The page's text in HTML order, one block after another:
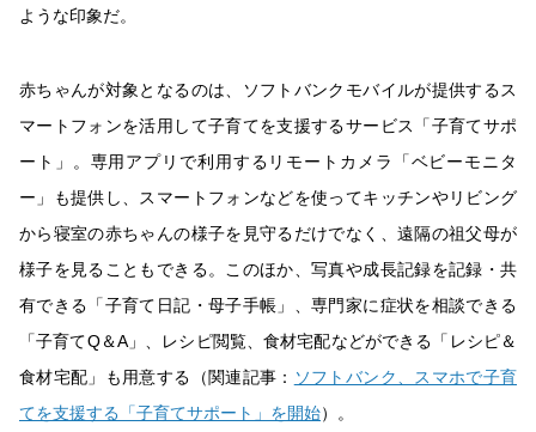
ような印象だ。
赤ちゃんが対象となるのは、ソフトバンクモバイルが提供するス
マートフォンを活用して子育てを支援するサービス「子育てサポ
ート」。専用アプリで利用するリモートカメラ「ベビーモニタ
ー」も提供し、スマートフォンなどを使ってキッチンやリビング
から寝室の赤ちゃんの様子を見守るだけでなく、遠隔の祖父母が
様子を見ることもできる。このほか、写真や成長記録を記録・共
有できる「子育て日記・母子手帳」、専門家に症状を相談できる
「子育てQ＆A」、レシピ閲覧、食材宅配などができる「レシピ＆
食材宅配」も用意する（関連記事： ソフトバンク、スマホで子育
てを支援する「子育てサポート」を開始）。